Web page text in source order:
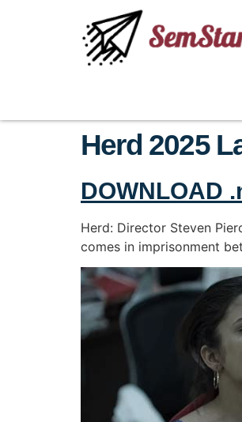
Herd 2025
DOWNLOAD
Herd: Director Steven
comes in imprisonment